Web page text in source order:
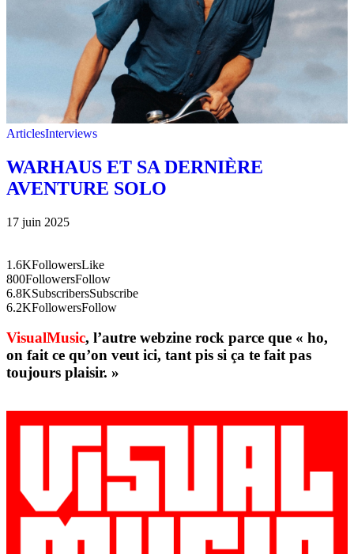
ArticlesInterviews
WARHAUS ET SA DERNIÈRE
AVENTURE SOLO
17 juin 2025
1.6KFollowersLike
800FollowersFollow
6.8KSubscribersSubscribe
6.2KFollowersFollow
VisualMusic, l’autre webzine rock parce que « ho,
on fait ce qu’on veut ici, tant pis si ça te fait pas
toujours plaisir. »